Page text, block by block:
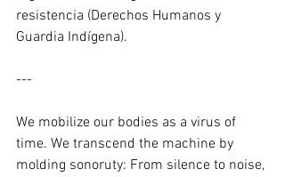
resistencia (Derechos Humanos y
Guardia Indígena).
---
We mobilize our bodies as a virus of
time. We transcend the machine by
molding sonoruty: From silence to noise,